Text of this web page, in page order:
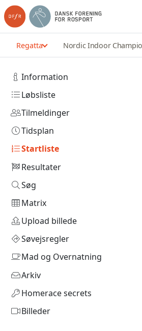
Regatta
Information
Løbsliste
Tilmeldinger
Tidsplan
Startliste
Resultater
Søg
Matrix
Upload billede
Søvejsregler
Mad og Overnatning
Arkiv
Homerace secrets
Billeder